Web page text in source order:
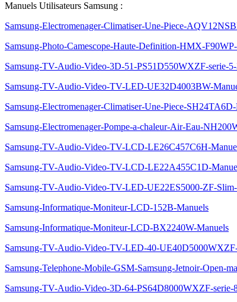
Manuels Utilisateurs Samsung :
Samsung-Electromenager-Climatiser-Une-Piece-
Samsung-Photo-Camescope-Haute-Definition-HMX-
Samsung-TV-Audio-Video-3D-51-PS51D550WXZF-serie-
Samsung-TV-Audio-Video-TV-LED-UE32D4003BW-
Samsung-Electromenager-Climatiser-Une-Piece-
Samsung-Electromenager-Pompe-a-chaleur-Air-Eau-
Samsung-TV-Audio-Video-TV-LCD-LE26C457C6H-
Samsung-TV-Audio-Video-TV-LCD-LE22A455C1D-
Samsung-TV-Audio-Video-TV-LED-UE22ES5000-ZF-
Samsung-Informatique-Moniteur-LCD-152B-Manuels
Samsung-Informatique-Moniteur-LCD-BX2240W-Manuels
Samsung-TV-Audio-Video-TV-LED-40-
Samsung-Telephone-Mobile-GSM-Samsung-Jetnoir-Open-
Samsung-TV-Audio-Video-3D-64-PS64D8000WXZF-